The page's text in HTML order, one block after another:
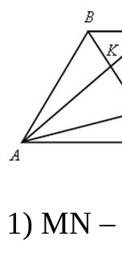
1) MN –